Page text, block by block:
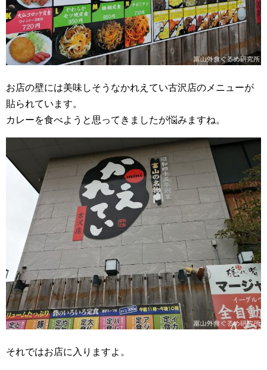
お店の壁には美味しそうなかれえてい古沢店のメニューが
貼られています。
カレーを食べようと思ってきましたが悩みますね。
それではお店に入りますよ。